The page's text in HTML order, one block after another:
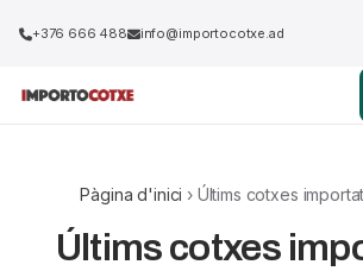
+376 666 488 info@importocotxe.ad
Pàgina d'inici › Últims cotxes
Últims cotxes